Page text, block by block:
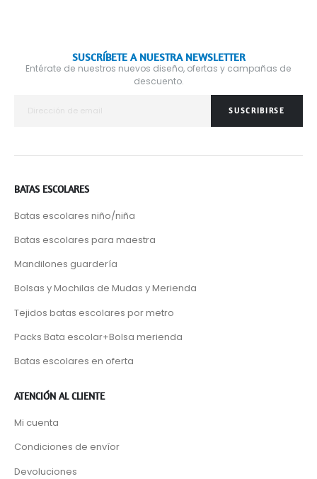
SUSCRÍBETE A NUESTRA NEWSLETTER
Entérate de nuestros nuevos diseño, ofertas y campañas de
descuento.
SUSCRIBIRSE
BATAS ESCOLARES
Batas escolares niño/niña
Batas escolares para maestra
Mandilones guardería
Bolsas y Mochilas de Mudas y Merienda
Tejidos batas escolares por metro
Packs Bata escolar+Bolsa merienda
Batas escolares en oferta
ATENCIÓN AL CLIENTE
Mi cuenta
Condiciones de envíor
Devoluciones